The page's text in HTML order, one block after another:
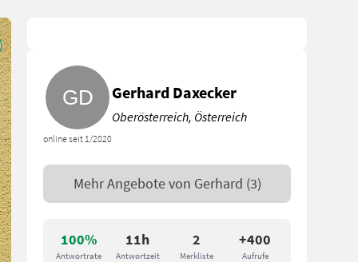
100%
Antwortrate
11h
Antwortzeit
2
Merkliste
+400
Aufrufe
online seit 1/2020
Gerhard Daxecker
Oberösterreich, Österreich
Mehr Angebote von Gerhard (3)